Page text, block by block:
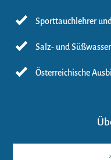
Sporttauchlehrer
Salz- und
Österreichische